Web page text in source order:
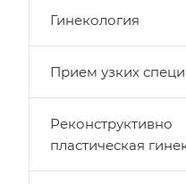
Гинекология
Прием узких
Реконструктивно
пластическая